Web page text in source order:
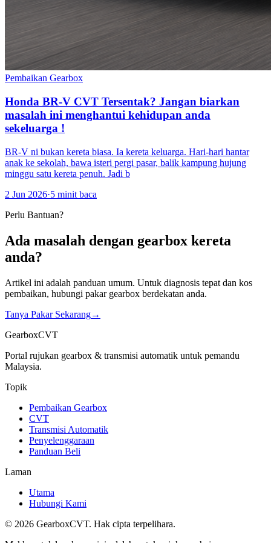
Pembaikan Gearbox
Honda BR-V CVT Tersentak? Jangan biarkan
masalah ini menghantui kehidupan anda
sekeluarga !
BR-V ni bukan kereta biasa. Ia kereta keluarga. Hari-hari hantar
anak ke sekolah, bawa isteri pergi pasar, balik kampung hujung
minggu satu kereta penuh. Jadi b
2 Jun 2026·5 minit baca
Perlu Bantuan?
Ada masalah dengan gearbox kereta
anda?
Artikel ini adalah panduan umum. Untuk diagnosis tepat dan kos
pembaikan, hubungi pakar gearbox berdekatan anda.
Tanya Pakar Sekarang→
GearboxCVT
Portal rujukan gearbox & transmisi automatik untuk pemandu
Malaysia.
Topik
Pembaikan Gearbox
CVT
Transmisi Automatik
Penyelenggaraan
Panduan Beli
Laman
Utama
Hubungi Kami
© 2026 GearboxCVT. Hak cipta terpelihara.